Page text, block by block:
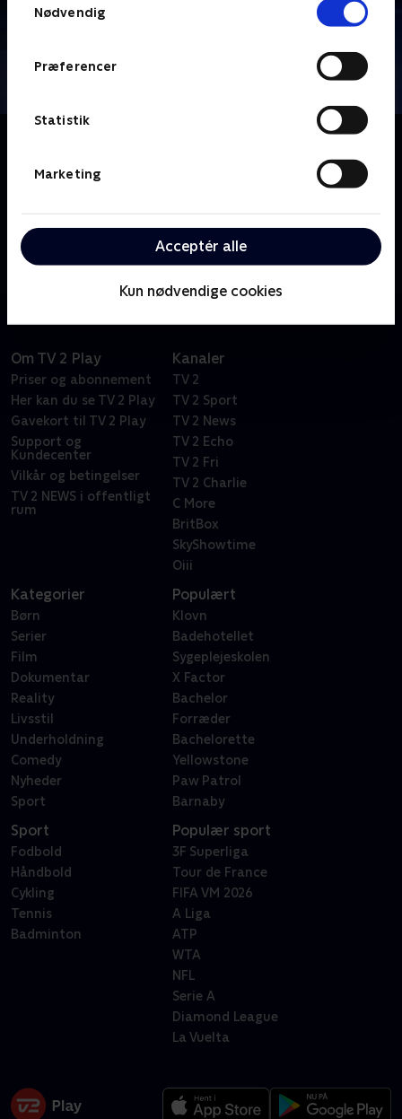
Nødvendig
Præferencer
Statistik
Marketing
Acceptér alle
Kun nødvendige cookies
Hvad foregår der på OnlyFans? Hvorfor tager så
mange unge kokain? Og hvad sker der, når
mennesker i en benhård debat? Det undersøger vært
Sigge Højbjerg i denne programserie. Vi snakker om
alt det akavede, det vilde og det, vi ikke forstår.
Om TV 2 Play
Priser og abonnement
Her kan du se TV 2 Play
Gavekort til TV 2 Play
Support og
Kundecenter
Vilkår og betingelser
TV 2 NEWS i offentligt
rum
Kanaler
TV 2
TV 2 Sport
TV 2 News
TV 2 Echo
TV 2 Fri
TV 2 Charlie
C More
BritBox
SkyShowtime
Oiii
Kategorier
Børn
Serier
Film
Dokumentar
Reality
Livsstil
Underholdning
Comedy
Nyheder
Sport
Populært
Klovn
Badehotellet
Sygeplejeskolen
X Factor
Bachelor
Forræder
Bachelorette
Yellowstone
Paw Patrol
Barnaby
Sport
Fodbold
Håndbold
Cykling
Tennis
Badminton
Populær sport
3F Superliga
Tour de France
FIFA VM 2026
A Liga
ATP
WTA
NFL
Serie A
Diamond League
La Vuelta